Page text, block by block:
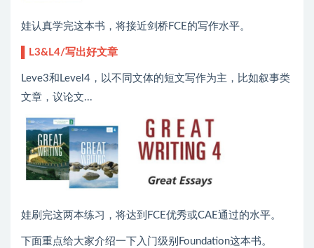
娃认真学完这本书，将接近剑桥FCE的写作水平。
▌L3&L4/写出好文章
Leve3和Level4，以不同文体的短文写作为主，比如叙事类
文章，议论文...
娃刷完这两本练习，将达到FCE优秀或CAE通过的水平。
下面重点给大家介绍一下入门级别Foundation这本书。